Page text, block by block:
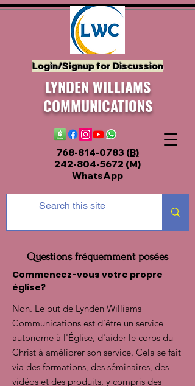
Login/Signup for Discussion
LYNDEN WILLIAMS
COMMUNICATIONS
768-814-0783 (B)
242-804-5672 (M)
WhatsApp
Questions fréquemment posées
Commencez-vous votre propre
église?
Non. Le but de Lynden Williams
Communications est d'être un service
autonome à l'Église, d'aider le corps du
Christ à améliorer son service. Cela se fait
via des formations, des séminaires, des
vidéos et des produits, y compris des